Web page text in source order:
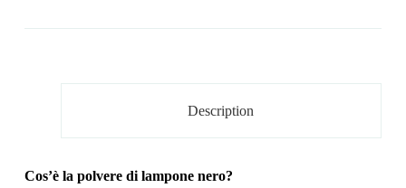
Description
Cos’è la polvere di lampone nero?